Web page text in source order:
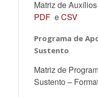
Matriz de
PDF eCSV
Programa de
Sustento
Matriz de
Sustento –